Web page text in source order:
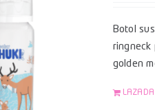
Botol
ringneck
golden
LAZADA